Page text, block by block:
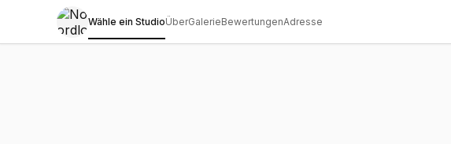
Wähle ein StudioÜberGalerieBewertungenAdresse